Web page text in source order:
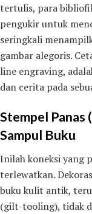
tertulis, para bibliofil
pengukir untuk
seringkali
gambar alegoris.
line engraving,
dan cerita pada
Stempel Panas
Sampul Buku
Inilah koneksi yang
terlewatkan.
buku kulit antik,
(gilt-tooling), tidak